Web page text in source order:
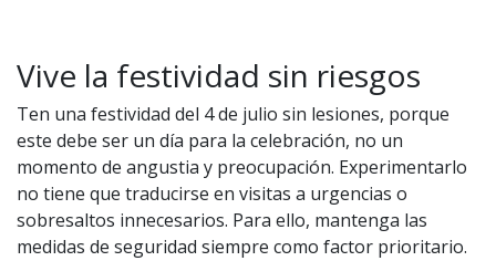
Vive la festividad sin riesgos
Ten una festividad del 4 de julio sin lesiones, porque
este debe ser un día para la celebración, no un
momento de angustia y preocupación. Experimentarlo
no tiene que traducirse en visitas a urgencias o
sobresaltos innecesarios. Para ello, mantenga las
medidas de seguridad siempre como factor prioritario.